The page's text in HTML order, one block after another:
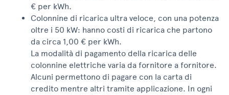
€ per kWh.
Colonnine di ricarica ultra veloce, con una potenza
oltre i 50 kW: hanno costi di ricarica che partono
da circa 1,00 € per kWh.
La modalità di pagamento della ricarica delle
colonnine elettriche varia da fornitore a fornitore.
Alcuni permettono di pagare con la carta di
credito mentre altri tramite applicazione. In ogni